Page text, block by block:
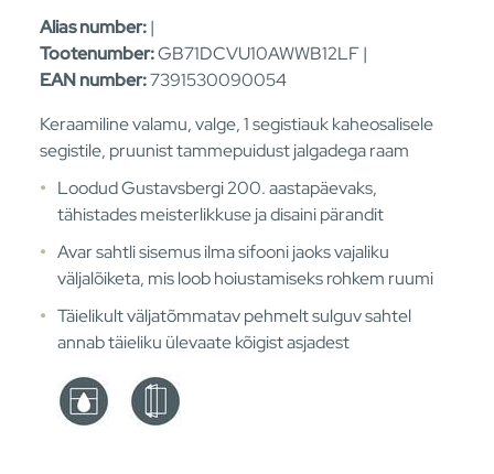
Alias number:|
Tootenumber:GB71DCVU10AWWB12LF |
EAN number:7391530090054
Keraamiline valamu, valge, 1 segistiauk kaheosalisele
segistile, pruunist tammepuidust jalgadega raam
Loodud Gustavsbergi 200. aastapäevaks,
tähistades meisterlikkuse ja disaini pärandit
Avar sahtli sisemus ilma sifooni jaoks vajaliku
väljalõiketa, mis loob hoiustamiseks rohkem ruumi
Täielikult väljatõmmatav pehmelt sulguv sahtel
annab täieliku ülevaate kõigist asjadest